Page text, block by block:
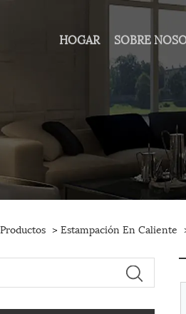
HOGAR SOBRE
Productos > Estampación En Caliente